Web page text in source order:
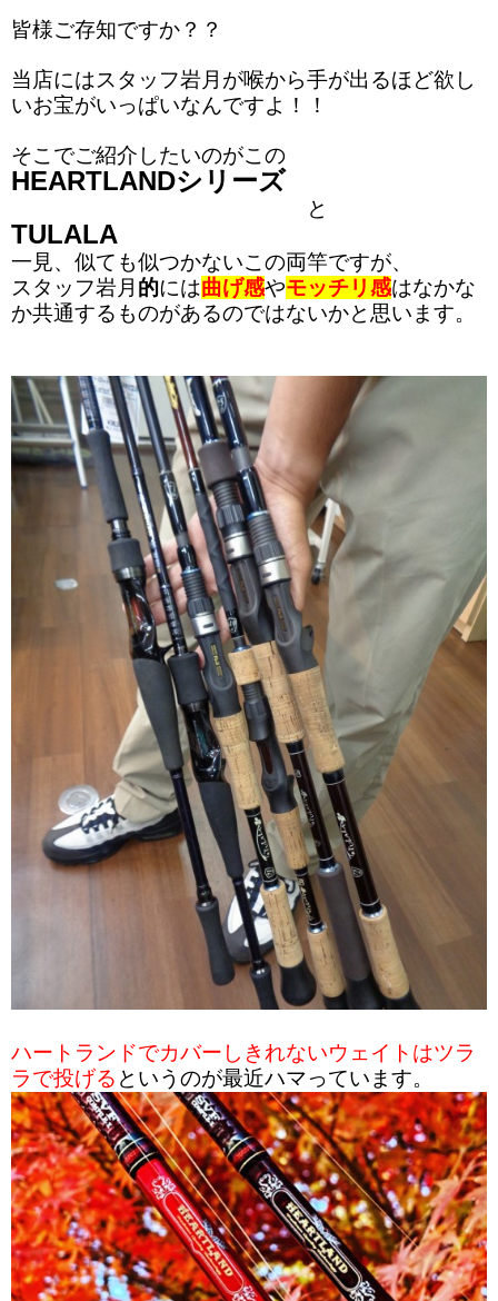
皆様ご存知ですか？？
当店にはスタッフ岩月が喉から手が出るほど欲し
いお宝がいっぱいなんですよ！！
そこでご紹介したいのがこの
HEARTLANDシリーズ
と
TULALA
一見、似ても似つかないこの両竿ですが、
スタッフ岩月 的には曲げ感やモッチリ感はなかな
か共通するものがあるのではないかと思います。
ハートランドでカバーしきれないウェイトはツラ
ラで投げる というのが最近ハマっています。